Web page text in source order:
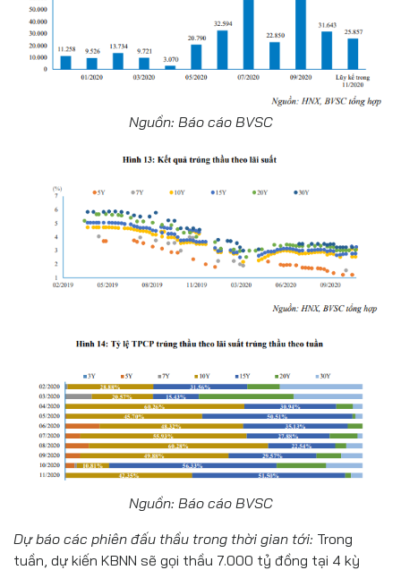
Nguồn: Báo cáo BVSC
Nguồn: Báo cáo BVSC
Dự báo các phiên đấu thầu trong thời gian tới: Trong
tuần, dự kiến KBNN sẽ gọi thầu 7.000 tỷ đồng tại 4 kỳ